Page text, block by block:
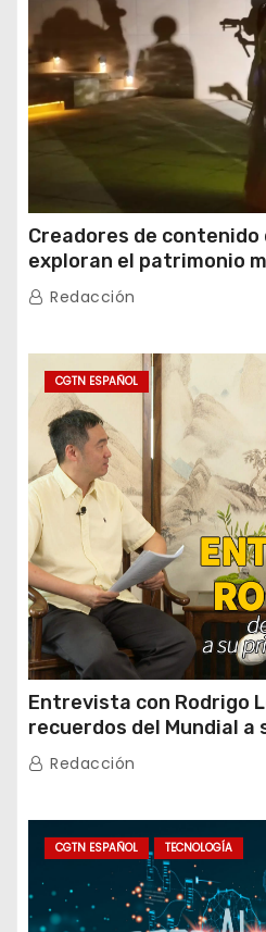
Creadores de contenido
exploran el patrimonio
moderna de Xinjiang
Redacción
CGTN ESPAÑOL
Entrevista con Rodrigo
recuerdos del Mundial a
experiencia en China
Redacción
CGTN ESPAÑOL TECNOLOGÍA